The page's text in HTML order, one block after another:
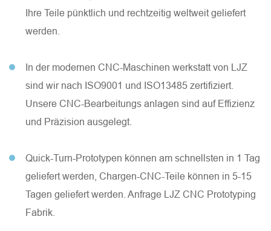
Ihre Teile pünktlich und rechtzeitig weltweit geliefert
werden.
In der modernen CNC-Maschinen werkstatt von LJZ
sind wir nach ISO9001 und ISO13485 zertifiziert.
Unsere CNC-Bearbeitungs anlagen sind auf Effizienz
und Präzision ausgelegt.
Quick-Turn-Prototypen können am schnellsten in 1 Tag
geliefert werden, Chargen-CNC-Teile können in 5-15
Tagen geliefert werden. Anfrage LJZ CNC Prototyping
Fabrik.